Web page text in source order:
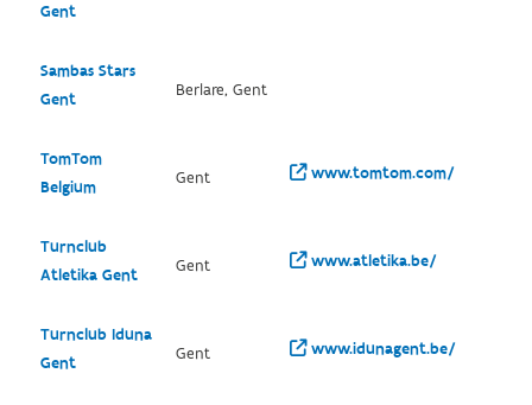
Gent
Sambas Stars
Gent
Berlare, Gent
TomTom
Belgium
Gent www.tomtom.com/
Turnclub
Atletika Gent
Gent www.atletika.be/
Turnclub Iduna
Gent
Gent www.idunagent.be/